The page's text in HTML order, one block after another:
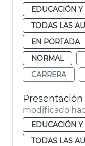
EDUCACIÓN
TODAS LAS
EN PORTADA
NORMAL
CARRERA
modificado
EDUCACIÓN
TODAS LAS